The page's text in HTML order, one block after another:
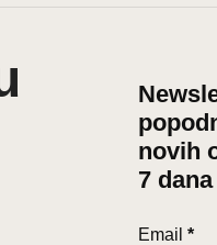
novih
7 dana
Email *